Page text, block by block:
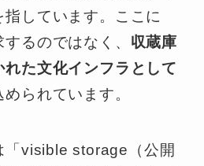
しています。ここに
るのではなく、 収蔵庫
た文化インフラとして
められています。
「visible storage（公開